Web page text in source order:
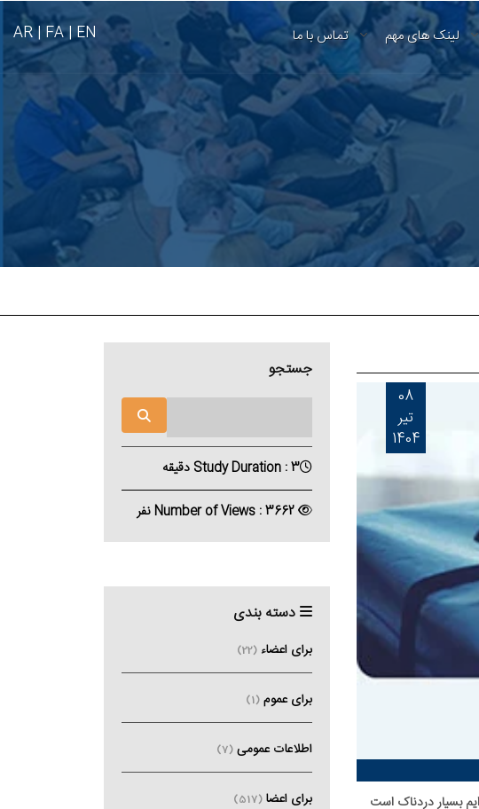
EN |
FA |
AR لینک های مهم تماس با ما
08
تیر
1404
بسیار دردناک است
جستجو
Study Duration : 3 دقیقه
دسته بندی
برای اعضاء (22)
برای عموم (1)
اطلاعات عمومی (7)
برای اعضا (517)